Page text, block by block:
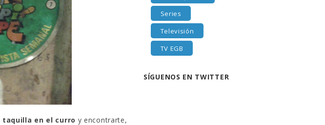
taquilla en el curro y encontrarte,
Series
Televisión
TV EGB
SÍGUENOS EN TWITTER